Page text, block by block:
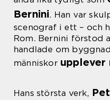
Bernini. Han var
scenograf i ett – och
Rom. Bernini förstod
handlade om
människor upplever
Hans största verk,